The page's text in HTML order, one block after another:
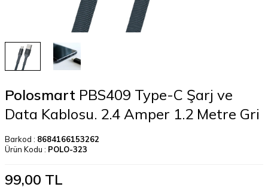
Polosmart PBS409 Type-C Şarj ve
Data Kablosu. 2.4 Amper 1.2 Metre Gri
Barkod : 8684166153262
Ürün Kodu : POLO-323
99,00 TL